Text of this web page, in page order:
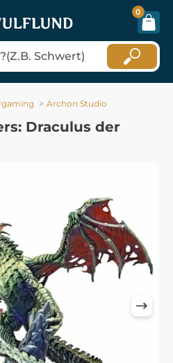
0
Archon Studio
Draculus der